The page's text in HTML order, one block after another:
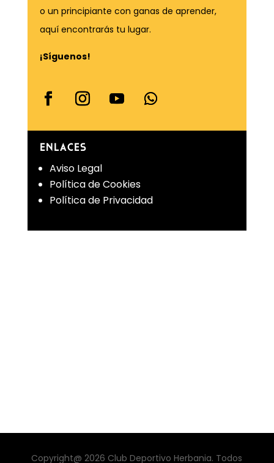
o un principiante con ganas de aprender,
aquí encontrarás tu lugar.
¡Síguenos!
ENLACES
Aviso Legal
Política de Cookies
Política de Privacidad
Copyright@ 2026 Club Deportivo Herbania. Todos